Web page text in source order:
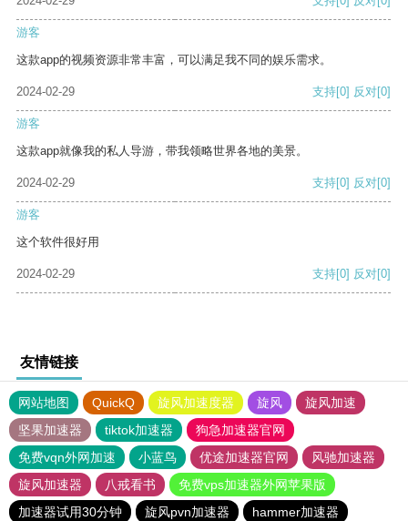
游客
这款app的视频资源非常丰富，可以满足我不同的娱乐需求。
2024-02-29 支持[0] 反对[0]
游客
这款app就像我的私人导游，带我领略世界各地的美景。
2024-02-29 支持[0] 反对[0]
游客
这个软件很好用
2024-02-29 支持[0] 反对[0]
友情链接
网站地图 QuickQ 旋风加速度器 旋风
旋风加速
坚果加速器
tiktok加速器
狗急加速器官网
免费vqn外网加速
小蓝鸟 优途加速器官网
风驰加速器
旋风加速器
八戒看书
免费vps加速器外网苹果版
加速器试用30分钟
旋风pvn加速器 hammer加速器